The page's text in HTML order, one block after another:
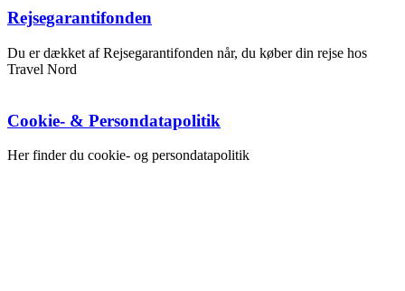
Rejsegarantifonden
Du er dækket af Rejsegarantifonden når, du køber din rejse hos
Travel Nord
Cookie- & Persondatapolitik
Her finder du cookie- og persondatapolitik